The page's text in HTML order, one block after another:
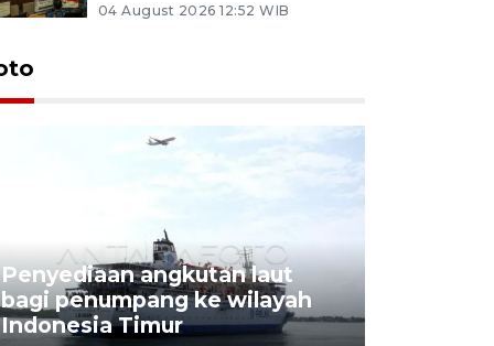
04 August 2026 12:52 WIB
Penyediaan angkutan laut
bagi penumpang ke wilayah
Indonesia Timur